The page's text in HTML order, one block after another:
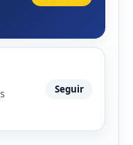
Seguir